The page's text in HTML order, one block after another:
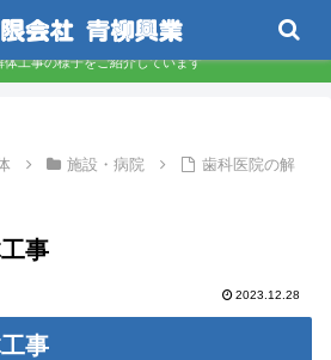
田区 下町の解体屋さんです
体工事の様子をご紹介しています
施設・病院
歯科医院の解
事
2023.12.28
事